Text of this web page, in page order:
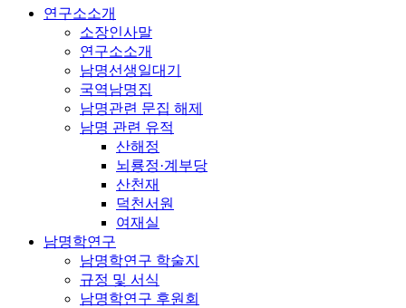
연구소소개
소장인사말
연구소소개
남명선생일대기
국역남명집
남명관련 문집 해제
남명 관련 유적
산해정
뇌룡정·계부당
산천재
덕천서원
여재실
남명학연구
남명학연구 학술지
규정 및 서식
남명학연구 후원회